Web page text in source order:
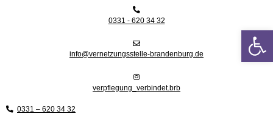
0331 - 620 34 32
info@vernetzungsstelle-brandenburg.de
verpflegung_verbindet.brb
0331 – 620 34 32